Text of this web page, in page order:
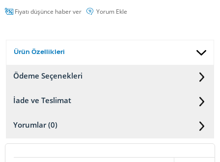
Fiyatı düşünce haber ver Yorum Ekle
Ürün Özellikleri
Ödeme Seçenekleri
İade ve Teslimat
Yorumlar (0)